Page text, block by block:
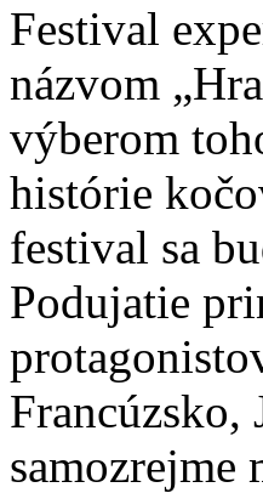
Festival
názvom
výberom
histórie
festival sa
Podujatie
Francúzsko,
samozrejme